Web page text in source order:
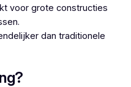
voor grote constructies
dan traditionele